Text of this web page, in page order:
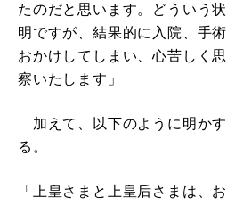
たのだと思います。どういう
明ですが、結果的に入院、手
おかけしてしまい、心苦しく
察いたします」
加えて、以下のように明か
る。
「上皇さまと上皇后さまは、